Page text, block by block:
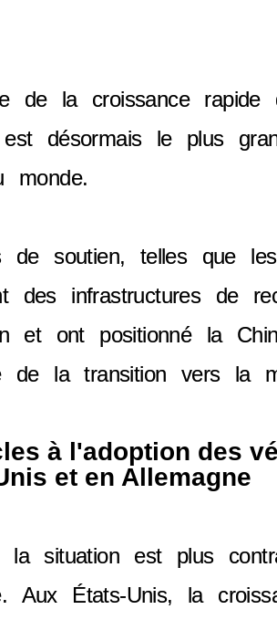
de la croissance
désormais le plus
monde.
de soutien, telles que
des infrastructures de
et ont positionné la
de la transition vers la
à l'adoption des
et en Allemagne
la situation est plus
Aux États-Unis, la